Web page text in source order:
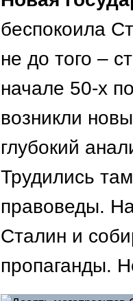
беспокоила
не до того –
начале 50-х
возникли
глубокий
Трудились
правоведы.
Сталин и
пропаганды.